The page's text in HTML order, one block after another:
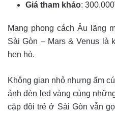
Giá tham khảo:
Mang phong cách Âu lãng
Sài Gòn – Mars & Venus là
hẹn hò.
Không gian nhỏ nhưng ấm
ảnh đèn led vàng cùng
cặp đôi trẻ ở Sài Gòn vẫn